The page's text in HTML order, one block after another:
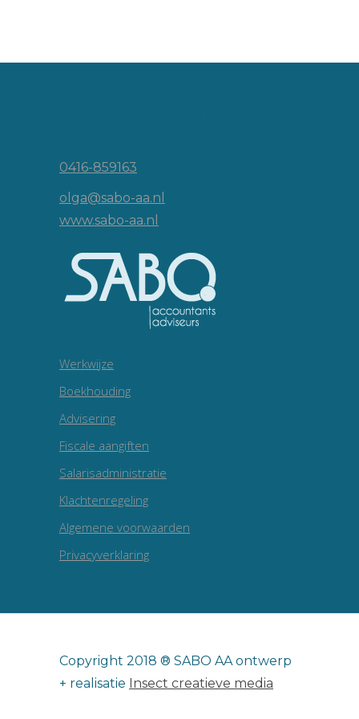
0416-859163
olga@sabo-aa.nl
www.sabo-aa.nl
Werkwijze
Boekhouding
Advisering
Fiscale aangiften
Salarisadministratie
Klachtenregeling
Algemene voorwaarden
Privacyverklaring
Copyright 2018 ® SABO AA ontwerp
+ realisatie Insect creatieve media